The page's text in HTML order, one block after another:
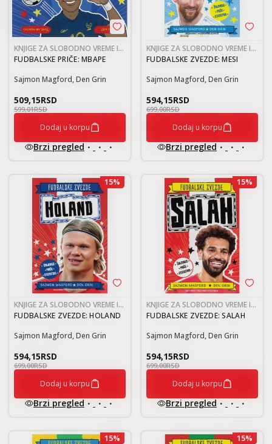
KNJIGE ZA SLOBODNO VREME I
RAZONODU 9-12
FUDBALSKE PRIČE: MBAPE
Sajmon Magford, Den Grin
509,15RSD
599,01RSD
Dodaj u korpu
Brzi pregled
KNJIGE ZA SLOBODNO VREME I
RAZONODU 9-12
FUDBALSKE ZVEZDE: MESI
Sajmon Magford, Den Grin
594,15RSD
699,00RSD
Dodaj u korpu
Brzi pregled
15%
KNJIGE ZA SLOBODNO VREME I
RAZONODU 9-12
FUDBALSKE ZVEZDE: HOLAND
Sajmon Magford, Den Grin
594,15RSD
699,00RSD
Dodaj u korpu
Brzi pregled
15%
KNJIGE ZA SLOBODNO VREME I
RAZONODU 9-12
FUDBALSKE ZVEZDE: SALAH
Sajmon Magford, Den Grin
594,15RSD
699,00RSD
Dodaj u korpu
Brzi pregled
15% 15%